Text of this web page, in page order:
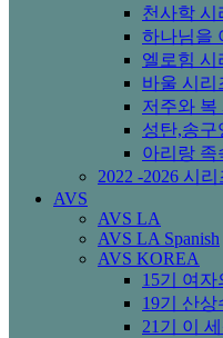
천사학 시
하나님을
엘로힘 시
바울 시리
저주와 복
성탄,송구
아리랑 족
2022 -2026 시
AVS
AVS LA
AVS LA Spanish
AVS KOREA
15기 여자
19기 산상
21기 이